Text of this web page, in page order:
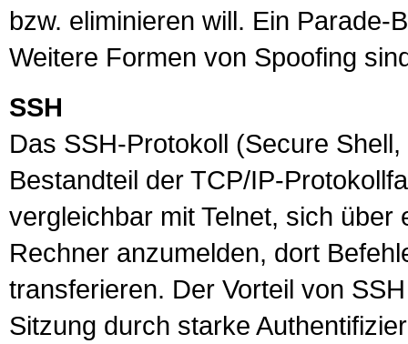
bzw. eliminieren will. Ein
Weitere Formen von Spoofing
SSH
Das SSH-Protokoll (Secure
Bestandteil der TCP/IP-
vergleichbar mit Telnet, sich über
Rechner anzumelden, dort
transferieren. Der Vorteil von
Sitzung durch starke